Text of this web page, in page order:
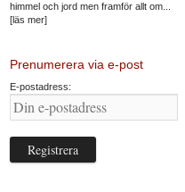
himmel och jord men framför allt om...
[läs mer]
Prenumerera via e-post
E-postadress: